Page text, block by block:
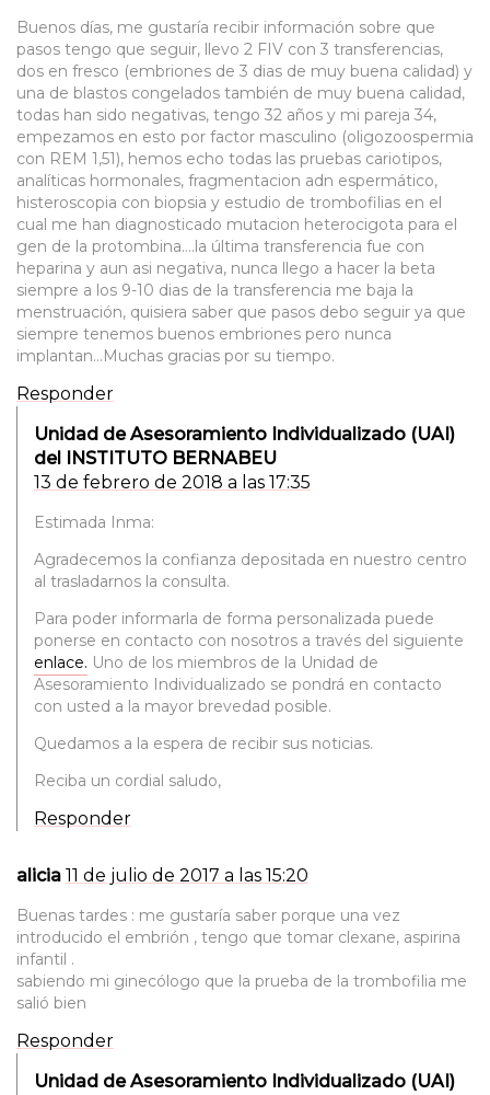
Buenos días, me gustaría recibir información sobre que
pasos tengo que seguir, llevo 2 FIV con 3 transferencias,
dos en fresco (embriones de 3 dias de muy buena calidad) y
una de blastos congelados también de muy buena calidad,
todas han sido negativas, tengo 32 años y mi pareja 34,
empezamos en esto por factor masculino (oligozoospermia
con REM 1,51), hemos echo todas las pruebas cariotipos,
analíticas hormonales, fragmentacion adn espermático,
histeroscopia con biopsia y estudio de trombofilias en el
cual me han diagnosticado mutacion heterocigota para el
gen de la protombina….la última transferencia fue con
heparina y aun asi negativa, nunca llego a hacer la beta
siempre a los 9-10 dias de la transferencia me baja la
menstruación, quisiera saber que pasos debo seguir ya que
siempre tenemos buenos embriones pero nunca
implantan…Muchas gracias por su tiempo.
Responder
Unidad de Asesoramiento Individualizado (UAI)
del INSTITUTO BERNABEU
13 de febrero de 2018 a las 17:35
Estimada Inma:
Agradecemos la confianza depositada en nuestro centro
al trasladarnos la consulta.
Para poder informarla de forma personalizada puede
ponerse en contacto con nosotros a través del siguiente
enlace. Uno de los miembros de la Unidad de
Asesoramiento Individualizado se pondrá en contacto
con usted a la mayor brevedad posible.
Quedamos a la espera de recibir sus noticias.
Reciba un cordial saludo,
Responder
alicia 11 de julio de 2017 a las 15:20
Buenas tardes : me gustaría saber porque una vez
introducido el embrión , tengo que tomar clexane, aspirina
infantil .
sabiendo mi ginecólogo que la prueba de la trombofilia me
salió bien
Responder
Unidad de Asesoramiento Individualizado (UAI)